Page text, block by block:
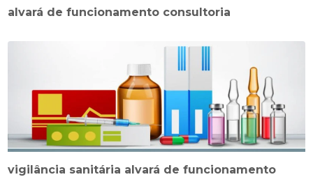
alvará de funcionamento consultoria
vigilância sanitária alvará de funcionamento